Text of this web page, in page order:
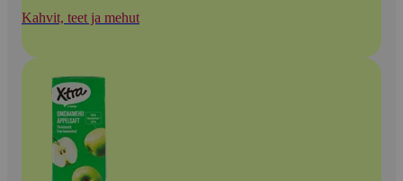
Kahvit, teet ja mehut